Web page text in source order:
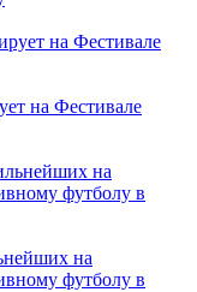
на Фестивале
на
футболу в